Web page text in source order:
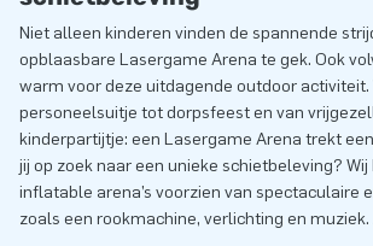
Niet alleen kinderen vinden de spannende
opblaasbare Lasergame Arena te gek. Ook
warm voor deze uitdagende outdoor activiteit.
personeelsuitje tot dorpsfeest en van
kinderpartijtje: een Lasergame Arena trekt
jij op zoek naar een unieke schietbeleving?
inflatable arena’s voorzien van spectaculaire
zoals een rookmachine, verlichting en